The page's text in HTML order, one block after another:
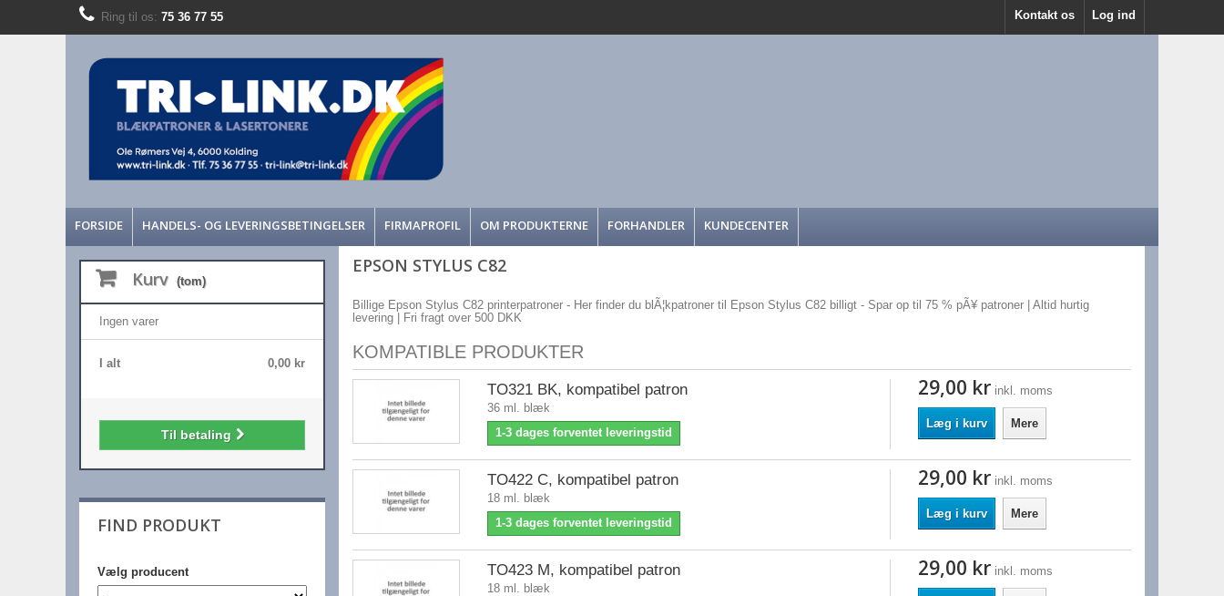
Log ind
Kontakt os
Ring til os: 75 36 77 55
FORSIDE HANDELS- OG LEVERINGSBETINGELSER FIRMAPROFIL OM PRODUKTERNE FORHANDLER KUNDECENTER
Kurv (tom)
Ingen varer
0,00 kr
I alt
Til betaling
FIND PRODUKT
Vælg producent
EPSON STYLUS C82
Billige Epson Stylus C82 printerpatroner - Her finder du blÃ¦kpatroner til Epson Stylus C82 billigt - Spar op til 75 % pÃ¥ patroner | Altid hurtig
levering | Fri fragt over 500 DKK
KOMPATIBLE PRODUKTER
TO321 BK, kompatibel patron
36 ml. blæk
1-3 dages forventet leveringstid
29,00 kr inkl. moms
Læg i kurv Mere
TO422 C, kompatibel patron
18 ml. blæk
1-3 dages forventet leveringstid
29,00 kr inkl. moms
Læg i kurv Mere
TO423 M, kompatibel patron
18 ml. blæk
29,00 kr inkl. moms